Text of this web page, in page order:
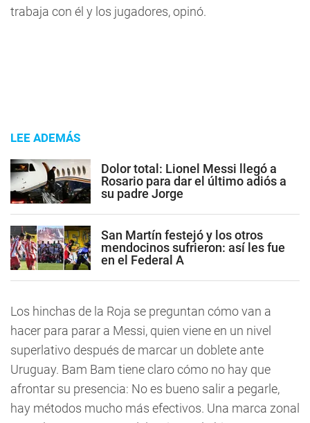
trabaja con él y los jugadores, opinó.
LEE ADEMÁS
Dolor total: Lionel Messi llegó a
Rosario para dar el último adiós a
su padre Jorge
San Martín festejó y los otros
mendocinos sufrieron: así les fue
en el Federal A
Los hinchas de la Roja se preguntan cómo van a
hacer para parar a Messi, quien viene en un nivel
superlativo después de marcar un doblete ante
Uruguay. Bam Bam tiene claro cómo no hay que
afrontar su presencia: No es bueno salir a pegarle,
hay métodos mucho más efectivos. Una marca zonal